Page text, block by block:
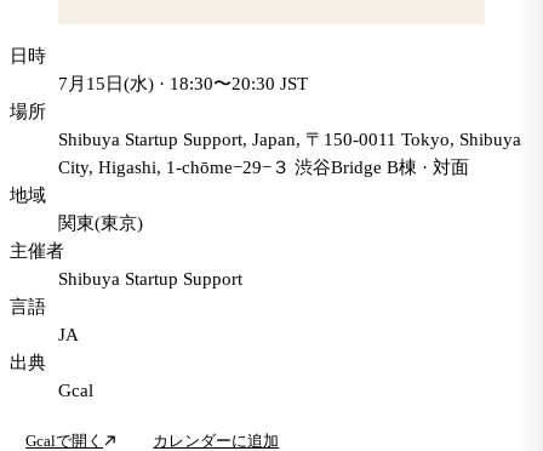
日時
7月15日(水) · 18:30〜20:30 JST
場所
Shibuya Startup Support, Japan, 〒150-0011 Tokyo, Shibuya
City, Higashi, 1-chōme−29−３ 渋谷Bridge B棟 · 対面
地域
関東(東京)
主催者
Shibuya Startup Support
言語
JA
出典
Gcal
Gcalで開く カレンダーに追加